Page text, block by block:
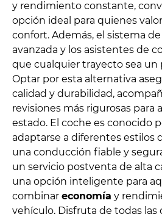
y rendimiento constante,
opción ideal para quienes
confort. Además, el sistema
avanzada y los asistentes de
que cualquier trayecto sea un
Optar por esta alternativa
calidad y durabilidad,
revisiones más rigurosas para
estado. El coche es conocido
adaptarse a diferentes estilos
una conducción fiable y
un servicio postventa de alta
una opción inteligente para
combinar economía y
vehículo. Disfruta de todas las